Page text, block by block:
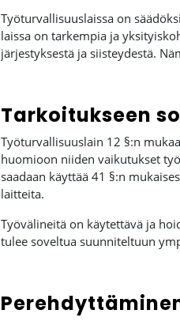
Työturvallisuuslaissa on
laissa on tarkempia ja
järjestyksestä ja siisteydestä.
Tarkoitukseen
Työturvallisuuslain 12 §:n
huomioon niiden vaikutukset
saadaan käyttää 41 §:n
laitteita.
Työvälineitä on käytettävä ja
tulee soveltua suunniteltuun